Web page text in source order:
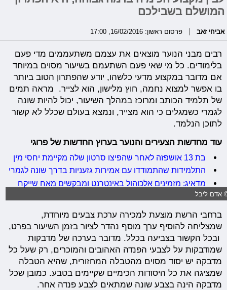
המושלם בשבילכם
אביחי זאב פרסום ראשון: 16/02/2016, 17:00
רבים מבני הנוער מוצאים את עצמם משתעממים מדי פעם
בלימודים. כל מי שאי פעם השתעמם בשיעור מסוים במיוחד
אם מדובר במקצוע מדעי כלשהו, יודע שהפתרון הטוב ביותר
בו אפשר למצוא נחמה, חוץ מלישון, הוא לצייר. מראה תמים
של תלמיד הכותב ומרוכז במהלך השיעור, יכול להיות שונה
לגמרי כשמגלים כי הוא מצייר, ונמצא בעולם שכלל לא קשור
לתוכן הנלמד.
עוד מחדשות הצעירים והנוער בערוץ החדשות של פרוגי
בת 13 אושפזה לאחר שהפיצו סרטון שלה מקיימת יחסי מין
התלמידות שהתמודדו עם אמירות גזעניות בדרך שונה לגמרי
מדאיג: מזמינים אלכוהול באינטרנט ומבקשים מאח שייקח
אדם ליבל
ברחבי הרשת מוצעת למכירה ערכת צבעים מיוחדת,
שמצליחה להוסיף ערך מוסף נהדר לציור בזמן השיעור בפרט,
ובכל הקשור בצביעה בכלל. מדובר בערכה של מדבקות
שמודבקות על לצבעי הפנדה האהובים והמוכרים, רק שעל כל
מדבקה יש יסוד מסוים מהטבלה המחזורית, שהיא הטבלה
שמציגה את כל היסודות הכימיים שקיימים בטבע. כמובן שכל
מדבקה הינה בצבע שונה שמתאים לצבע פנדה אחר.